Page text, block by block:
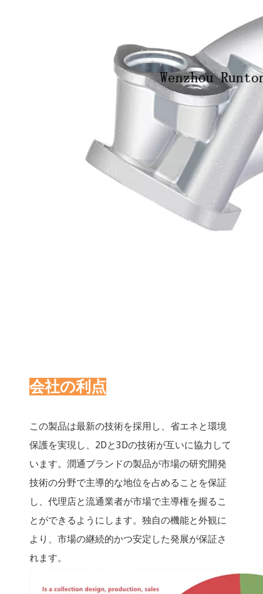
会社の利点
この製品は最新の技術を採用し、省エネと環境
保護を実現し、2Dと3Dの技術が互いに協力して
います。潤通ブランドの製品が市場の研究開発
技術の分野で主導的な地位を占めることを保証
し、代理店と流通業者が市場で主導権を握るこ
とができるようにします。独自の機能と外観に
より、市場の継続的かつ安定した発展が保証さ
れます。